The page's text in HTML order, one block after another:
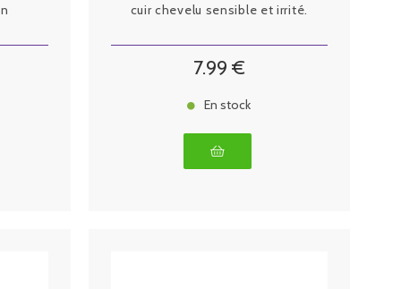
cuir chevelu sensible et irrité.
7.99 €
En stock